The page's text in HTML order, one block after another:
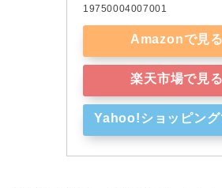
19750004007001
Amazonで見る
楽天市場で見る
Yahoo!ショッピング